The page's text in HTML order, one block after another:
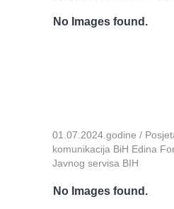
No Images found.
01.07.2024.godine /
komunikacija BiH Edina
Javnog servisa BIH
No Images found.